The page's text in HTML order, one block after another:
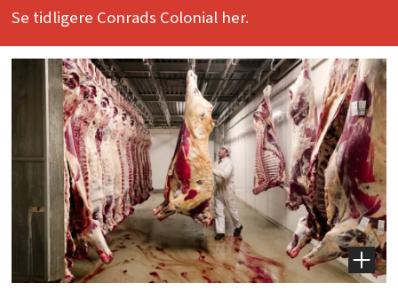
Se tidligere Conrads Colonial her.